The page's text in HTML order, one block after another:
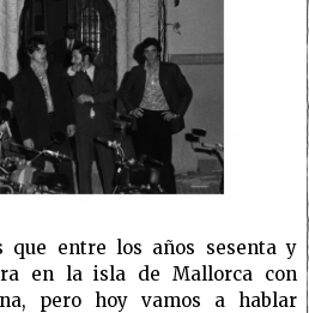
que entrelos años sesenta y
en la isla de Mallorca con
pero hoy vamos a hablar